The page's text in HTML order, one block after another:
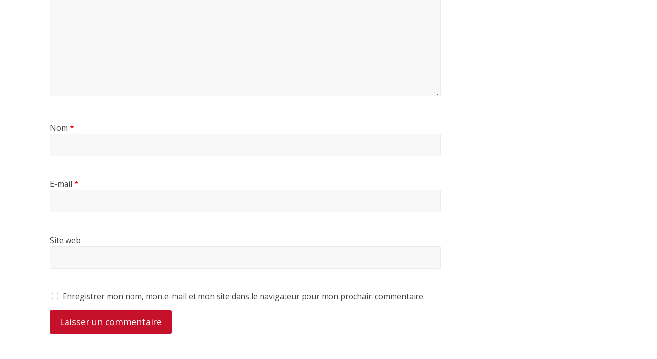
Nom *
E-mail *
Site web
Enregistrer mon nom, mon e-mail et mon site dans le navigateur pour mon prochain commentaire.